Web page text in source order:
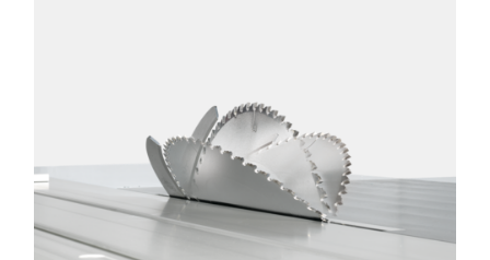
Kehlsparren und verschiedenste Geometrische Formen.
den Video-Tutorials für vorprogrammierte
Schnittprogramme